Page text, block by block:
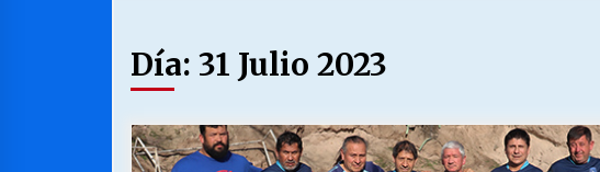
Ya se ordenaron las cuentas de
luz… ¿Y cuándo van a bajar?
MUNICIPALIDAD, TRABAJADORES,
Día: 31 Julio 2023